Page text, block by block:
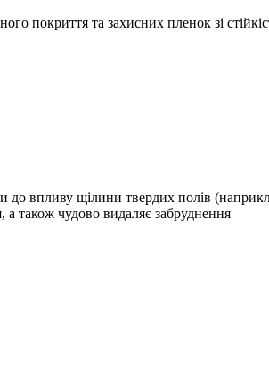
покриття та захисних пленок зі
впливу щілини твердих полів
а також чудово видаляє забруднення